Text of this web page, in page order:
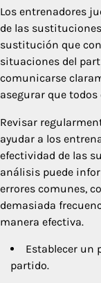
Los entrenadores
de las
sustitución que
situaciones del
comunicarse
asegurar que
Revisar
ayudar a los
efectividad de las
análisis puede
errores comunes,
demasiada
manera efectiva.
Establecer un
partido.